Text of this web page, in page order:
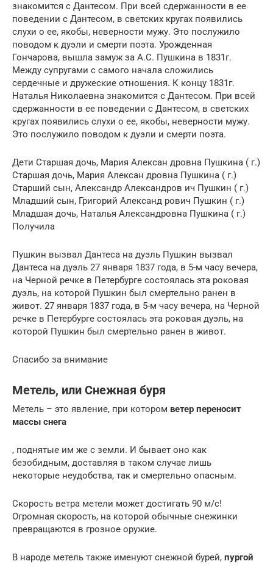
знакомится с Дантесом. При всей сдержанности в ее
поведении с Дантесом, в светских кругах появились
слухи о ее, якобы, неверности мужу. Это послужило
поводом к дуэли и смерти поэта. Урожденная
Гончарова, вышла замуж за А.С. Пушкина в 1831г.
Между супругами с самого начала сложились
сердечные и дружеские отношения. К концу 1831г.
Наталья Николаевна знакомится с Дантесом. При всей
сдержанности в ее поведении с Дантесом, в светских
кругах появились слухи о ее, якобы, неверности мужу.
Это послужило поводом к дуэли и смерти поэта.
Дети Старшая дочь, Мария Алексан дровна Пушкина ( г.)
Старшая дочь, Мария Алексан дровна Пушкина ( г.)
Старший сын, Александр Александров ич Пушкин ( г.)
Младший сын, Григорий Александ рович Пушкин ( г.)
Младшая дочь, Наталья Александровна Пушкина ( г.)
Получила
Пушкин вызвал Дантеса на дуэль Пушкин вызвал
Дантеса на дуэль 27 января 1837 года, в 5-м часу вечера,
на Черной речке в Петербурге состоялась эта роковая
дуэль, на которой Пушкин был смертельно ранен в
живот. 27 января 1837 года, в 5-м часу вечера, на Черной
речке в Петербурге состоялась эта роковая дуэль, на
которой Пушкин был смертельно ранен в живот.
Спасибо за внимание
Метель, или Снежная буря
Метель – это явление, при котором ветер переносит
массы снега
, поднятые им же с земли. И бывает оно как
безобидным, доставляя в таком случае лишь
некоторые неудобства, так и смертельно опасным.
Скорость ветра метели может достигать 90 м/с!
Огромная скорость, на которой обычные снежинки
превращаются в грозное оружие.
В народе метель также именуют снежной бурей, пургой